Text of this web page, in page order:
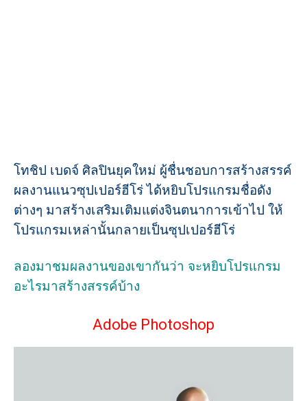
โทชิป เบดจ์ ศิลปินยุคใหม่ ผู้ชื่นชอบการสร้างสรรค์
ผลงานแนวซุปเปอร์ฮีโร่ ได้หยิบโปรแกรมชื่อดัง
ต่างๆ มาสร้างเสริมเติมแต่งจินตนาการเข้าไป ให้
โปรแกรมเหล่านั้นกลายเป็นซุปเปอร์ฮีโร่
ลองมาชมผลงานของเขากันว่า จะหยิบโปรแกรม
อะไรมาสร้างสรรค์บ้าง
Adobe Photoshop